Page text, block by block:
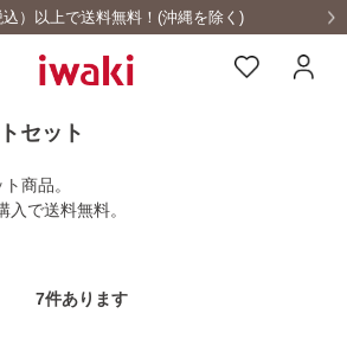
耐熱ガラス食器を安全にご使用いた
セット
商品。
で送料無料。
7件あります